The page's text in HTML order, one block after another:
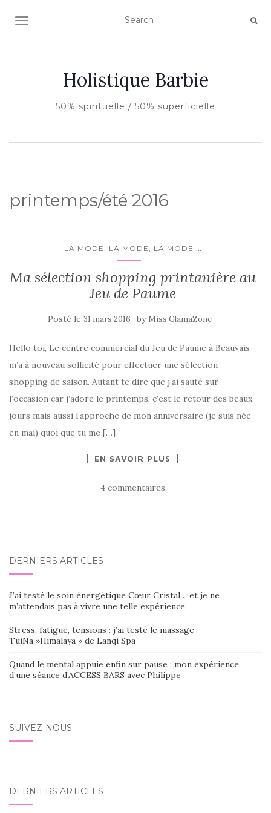
AFFICHER/MASQUER LA NAVIGATION
Holistique Barbie
50% spirituelle / 50% superficielle
printemps/été 2016
LA MODE, LA MODE, LA MODE ...
Ma sélection shopping printanière au
Jeu de Paume
Posté le 31 mars 2016 by Miss GlamaZone
Hello toi, Le centre commercial du Jeu de Paume à Beauvais
m’a à nouveau sollicité pour effectuer une sélection
shopping de saison. Autant te dire que j’ai sauté sur
l’occasion car j’adore le printemps, c’est le retour des beaux
jours mais aussi l’approche de mon anniversaire (je suis née
en mai) quoi que tu me […]
EN SAVOIR PLUS
4 commentaires
DERNIERS ARTICLES
J’ai testé le soin énergétique Cœur Cristal… et je ne
m’attendais pas à vivre une telle expérience
Stress, fatigue, tensions : j’ai testé le massage
TuiNa »Himalaya » de Lanqi Spa
Quand le mental appuie enfin sur pause : mon expérience
d’une séance d’ACCESS BARS avec Philippe
SUIVEZ-NOUS
DERNIERS ARTICLES